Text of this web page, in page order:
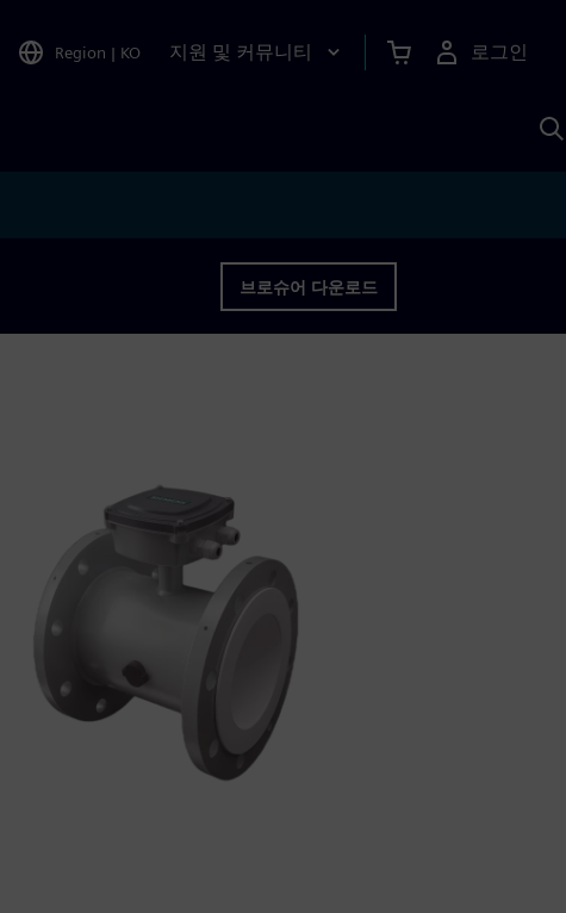
Region | KO 지원 및 커뮤니티 로그인
브로슈어 다운로드